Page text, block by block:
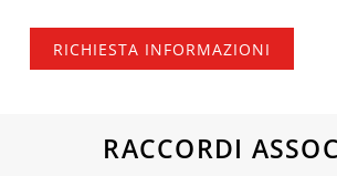
RICHIESTA INFORMAZIONI
RACCORDI